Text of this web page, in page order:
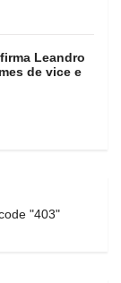
Leandro
de vice e
"403"